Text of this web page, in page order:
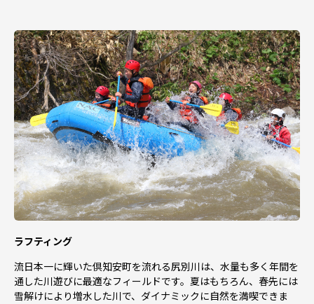
ラフティング
流日本一に輝いた倶知安町を流れる尻別川は、水量も多く年間を
通した川遊びに最適なフィールドです。夏はもちろん、春先には
雪解けにより増水した川で、ダイナミックに自然を満喫できま